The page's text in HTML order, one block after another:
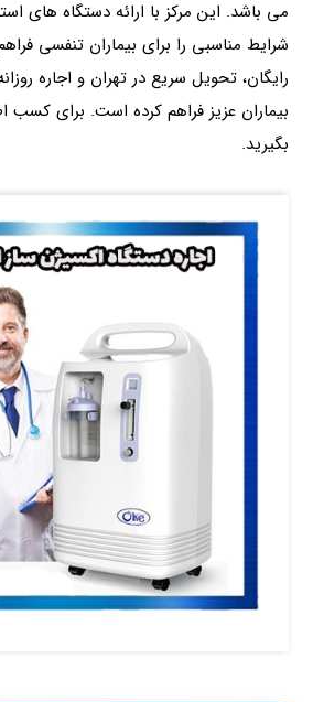
می باشد. این مرکز با ارائه دستگاه های
شرایط مناسبی را برای بیماران تنفسی
رایگان، تحویل سریع در تهران و اجاره
بیماران عزیز فراهم کرده است. برای کسب
بگیرید.